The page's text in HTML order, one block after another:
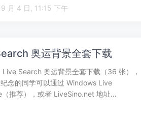
2008 年 9 月 4 日, 11:15 下午
奥运背景全套下载
Live Search 奥运背景全套下载（36 张），
念的同学可以通过 Windows Live
推荐），或者 LiveSino.net 地址…